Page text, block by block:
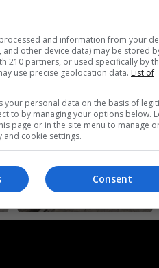
and information from your
other device data) may be stored
210 partners, or used specifically by
use precise geolocation data. List of
your personal data on the basis of
to by managing your options below.
page or in the site menu to manage
and cookie settings.
Consent